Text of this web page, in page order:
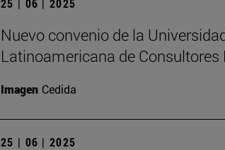
25 | 06 | 2025
Nuevo convenio de la
Latinoamericana de Consultores
Imagen Cedida
25 | 06 | 2025